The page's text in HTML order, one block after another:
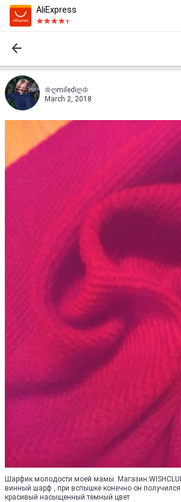
AliExpress
♔ღmilediღ♔
March 2, 2018
Шарфик молодости моей мамы.
винный шарф , при вспышке конечно он
красивый насыщенный темный цвет